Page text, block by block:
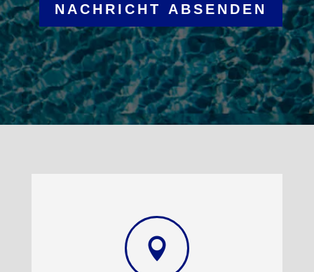
NACHRICHT ABSENDEN
